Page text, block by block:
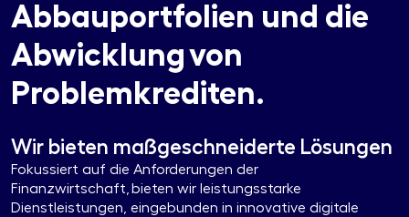
Abbauportfolien und die
Abwicklung von
Problemkrediten.
Wir bieten maßgeschneiderte Lösungen
Fokussiert auf die Anforderungen der
Finanzwirtschaft, bieten wir leistungsstarke
Dienstleistungen, eingebunden in innovative digitale